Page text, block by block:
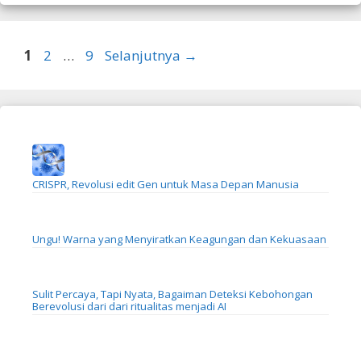
Halaman
1 Halaman
2 … Halaman
9 Selanjutnya →
CRISPR, Revolusi edit Gen untuk Masa Depan Manusia
Ungu! Warna yang Menyiratkan Keagungan dan Kekuasaan
Sulit Percaya, Tapi Nyata, Bagaiman Deteksi Kebohongan
Berevolusi dari dari ritualitas menjadi AI